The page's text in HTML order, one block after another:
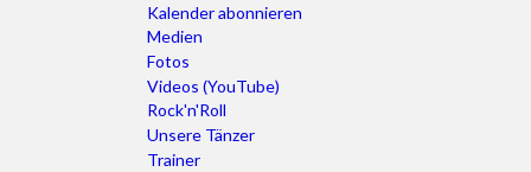
Kalender abonnieren
Medien
Fotos
Videos (YouTube)
Rock'n'Roll
Unsere Tänzer
Trainer